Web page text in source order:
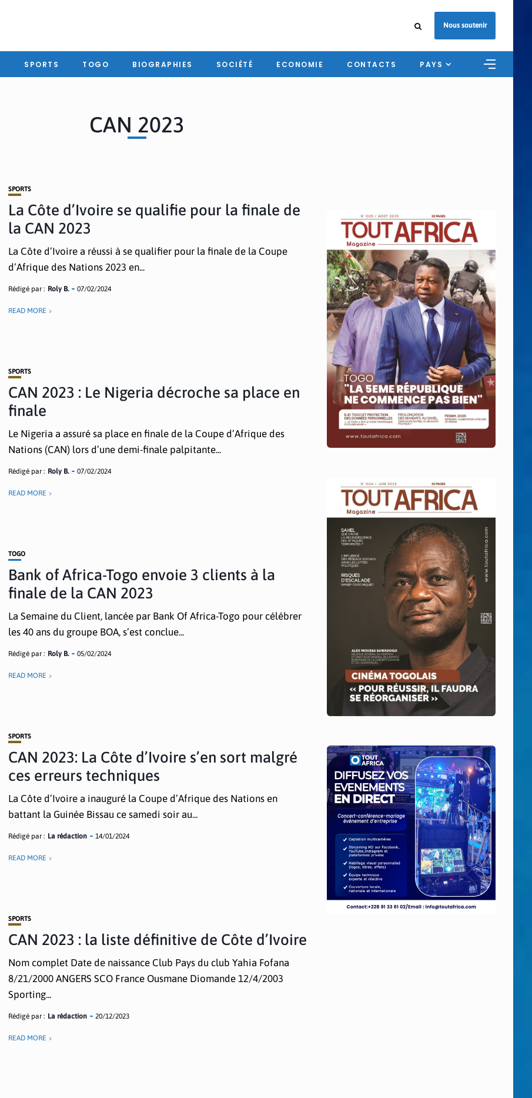
Nous soutenir
SPORTS TOGO BIOGRAPHIES SOCIÉTÉ ECONOMIE CONTACTS PAYS
CAN 2023
SPORTS
La Côte d’Ivoire se qualifie pour la finale de
la CAN 2023
La Côte d’Ivoire a réussi à se qualifier pour la finale de la Coupe
d’Afrique des Nations 2023 en...
Rédigé par : Roly B. 07/02/2024
READ MORE
SPORTS
CAN 2023 : Le Nigeria décroche sa place en
finale
Le Nigeria a assuré sa place en finale de la Coupe d’Afrique des
Nations (CAN) lors d’une demi-finale palpitante...
Rédigé par : Roly B. 07/02/2024
READ MORE
TOGO
Bank of Africa-Togo envoie 3 clients à la
finale de la CAN 2023
La Semaine du Client, lancée par Bank Of Africa-Togo pour célébrer
les 40 ans du groupe BOA, s’est conclue...
Rédigé par : Roly B. 05/02/2024
READ MORE
SPORTS
CAN 2023: La Côte d’Ivoire s’en sort malgré
ces erreurs techniques
La Côte d’Ivoire a inauguré la Coupe d’Afrique des Nations en
battant la Guinée Bissau ce samedi soir au...
Rédigé par : La rédaction 14/01/2024
READ MORE
SPORTS
CAN 2023 : la liste définitive de Côte d’Ivoire
Nom complet Date de naissance Club Pays du club Yahia Fofana
8/21/2000 ANGERS SCO France Ousmane Diomande 12/4/2003
Sporting...
Rédigé par : La rédaction 20/12/2023
READ MORE